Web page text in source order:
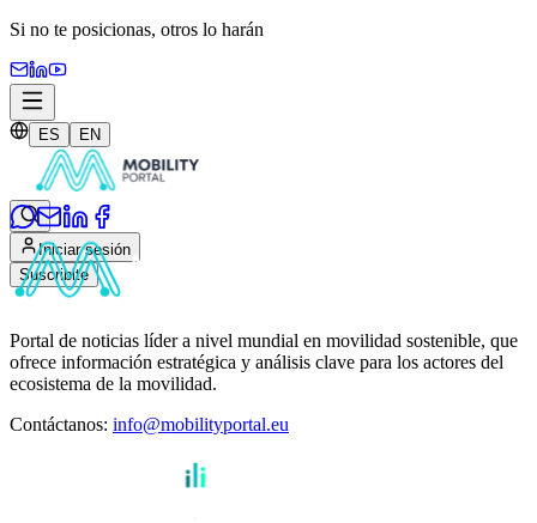
Si no te posicionas, otros lo harán
ES EN
Iniciar sesión
Suscribite
Portal de noticias líder a nivel mundial en movilidad sostenible, que
ofrece información estratégica y análisis clave para los actores del
ecosistema de la movilidad.
Contáctanos: info@mobilityportal.eu